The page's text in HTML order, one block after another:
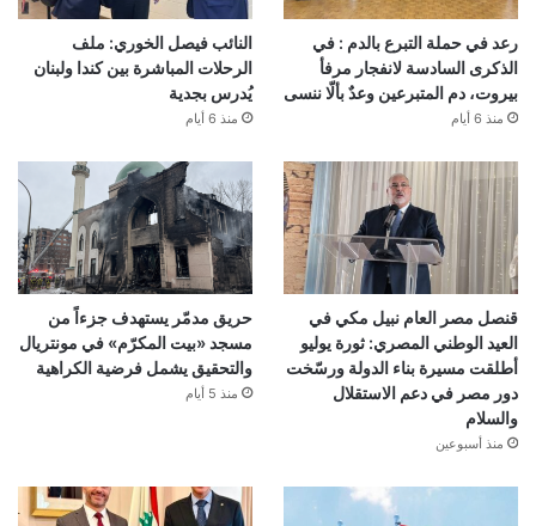
رعد في حملة التبرع بالدم : في
الذكرى السادسة لانفجار مرفأ
بيروت، دم المتبرعين وعدٌ بألّا ننسى
منذ 6 أيام
النائب فيصل الخوري: ملف
الرحلات المباشرة بين كندا ولبنان
يُدرس بجدية
منذ 6 أيام
قنصل مصر العام نبيل مكي في
العيد الوطني المصري: ثورة يوليو
أطلقت مسيرة بناء الدولة ورسّخت
دور مصر في دعم الاستقلال
والسلام
منذ أسبوعين
حريق مدمّر يستهدف جزءاً من
مسجد «بيت المكرّم» في مونتريال
والتحقيق يشمل فرضية الكراهية
منذ 5 أيام